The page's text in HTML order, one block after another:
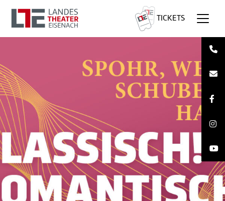
TICKETS